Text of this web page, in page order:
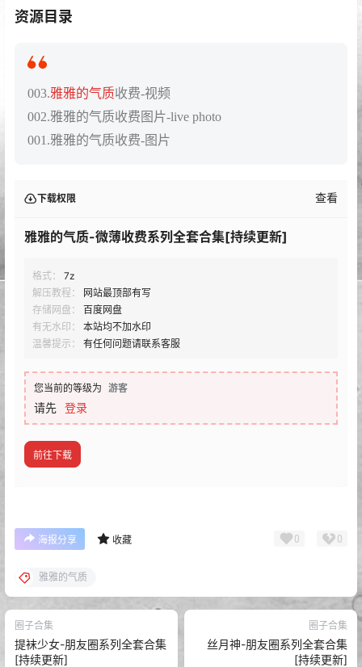
资源目录
003.雅雅的气质收费-视频
002.雅雅的气质收费图片-live photo
001.雅雅的气质收费-图片
下载权限 查看
雅雅的气质-微薄收费系列全套合集[持续更新]
格式：
7z
解压教程：
网站最顶部有写
存储网盘：
百度网盘
有无水印：
本站均不加水印
温馨提示：
有任何问题请联系客服
您当前的等级为 游客
请先 登录
前往下载
海报分享 收藏 0 0
雅雅的气质
圈子合集
提袜少女-朋友圈系列全套合集
[持续更新]
圈子合集
丝月神-朋友圈系列全套合集
[持续更新]